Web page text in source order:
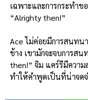
เฉพาะและการกระทำข
“Alrighty then!”
Ace ไม่ค่อยมีการสนทน
ข้าง เขามักจะจบการส
then!” จิม แคร์รีมีความ
ทำให้คำพูดเป็นที่น่าจดจ